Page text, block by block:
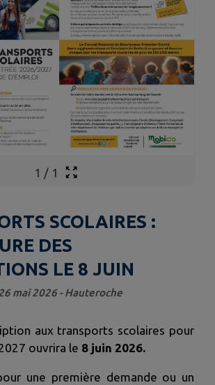
1 / 1
SCOLAIRES :
DES
LE 8 JUIN
mai 2026 - Hauteroche
aux transports scolaires pour
ouvrira le 8 juin 2026.
une première demande ou un